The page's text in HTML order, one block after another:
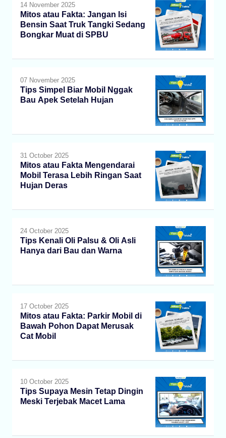
14 November 2025
Mitos atau Fakta: Jangan Isi
Bensin Saat Truk Tangki Sedang
Bongkar Muat di SPBU
07 November 2025
Tips Simpel Biar Mobil Nggak
Bau Apek Setelah Hujan
31 October 2025
Mitos atau Fakta Mengendarai
Mobil Terasa Lebih Ringan Saat
Hujan Deras
24 October 2025
Tips Kenali Oli Palsu & Oli Asli
Hanya dari Bau dan Warna
17 October 2025
Mitos atau Fakta: Parkir Mobil di
Bawah Pohon Dapat Merusak
Cat Mobil
10 October 2025
Tips Supaya Mesin Tetap Dingin
Meski Terjebak Macet Lama